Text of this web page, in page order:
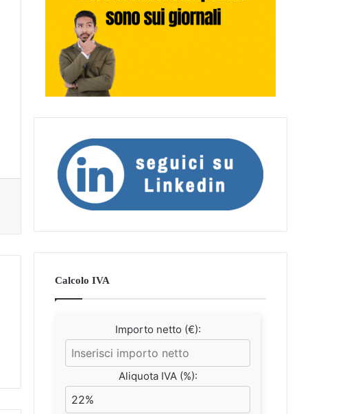
Calcolo IVA
Importo netto (€):
Aliquota IVA (%):